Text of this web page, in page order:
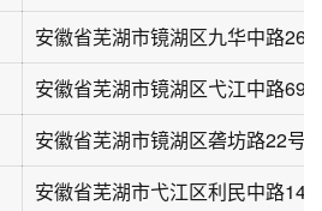
安徽省芜湖市镜湖区九华中路
安徽省芜湖市镜湖区弋江中路69-